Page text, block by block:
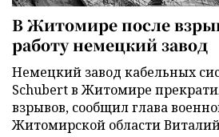
В Житомире после
работу немецкий завод
Немецкий завод кабельных
Schubert в Житомире
взрывов, сообщил глава
Житомирской области